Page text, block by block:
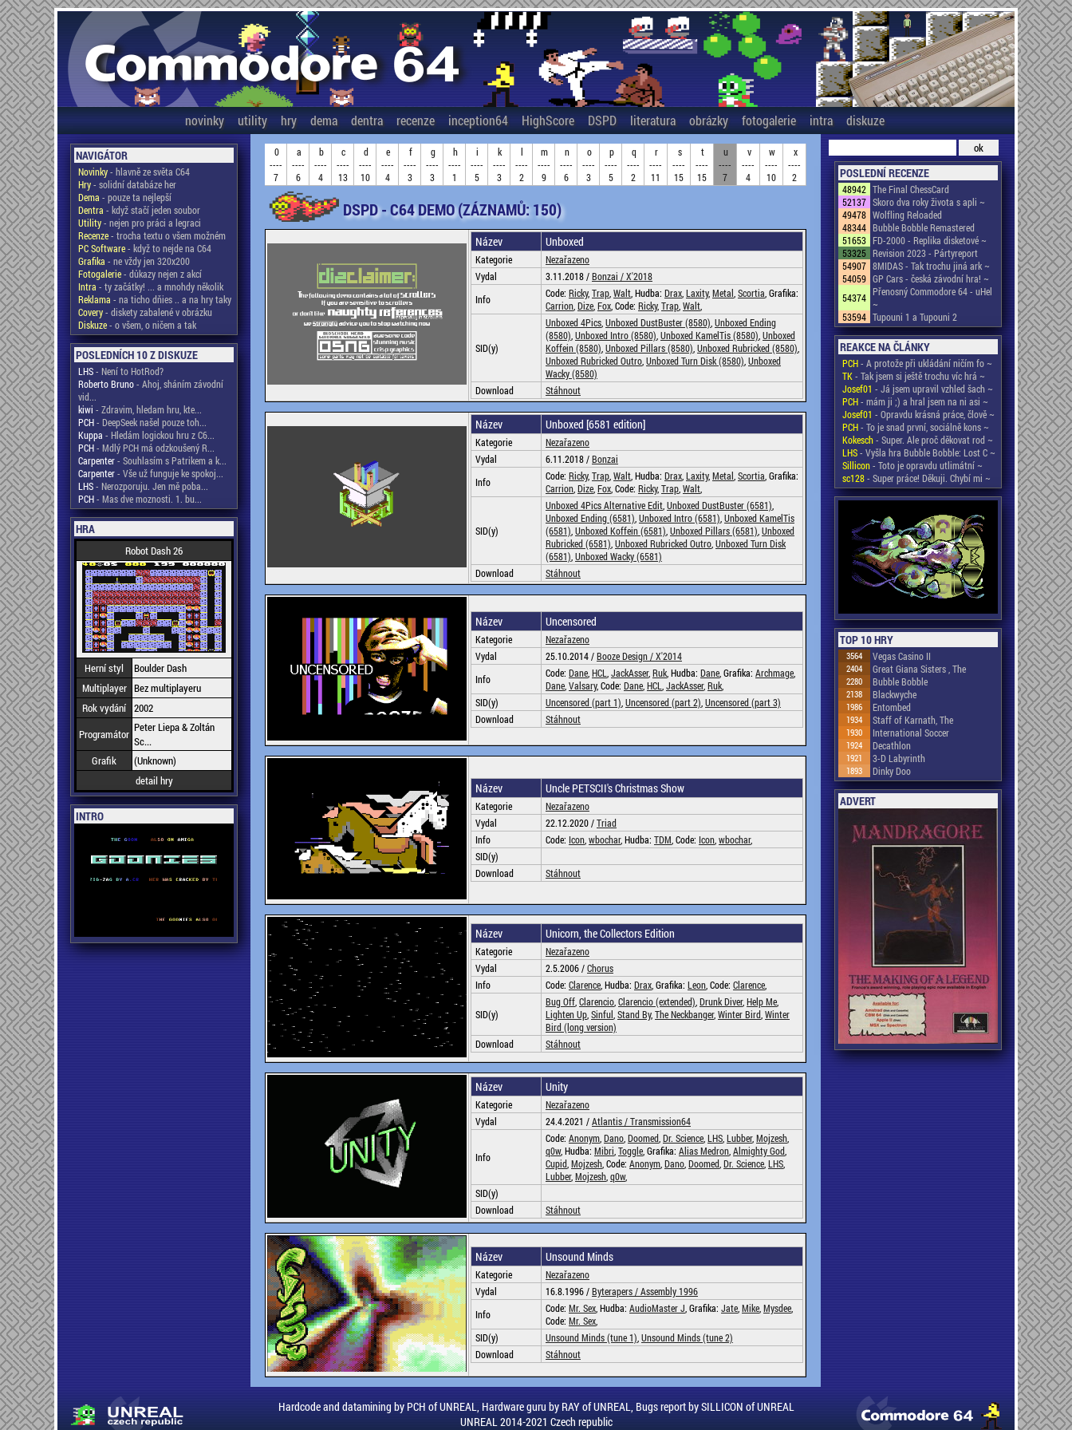
novinky utility hry dema dentra recenze inception64 HighScore DSPD literatura obrázky fotogalerie intra diskuze
NAVIGÁTOR
Novinky- hlavně ze světa C64
Hry- solidní databáze her
Dema - pouze ta nejlepší
Dentra - když stačí jeden soubor
Utility- nejen pro práci a legraci
Recenze- trocha textu o všem možném
PC Software- když to nejde na C64
Grafika - ne vždy jen 320x200
Fotogalerie- důkazy nejen z akcí
Intra - ty začátky! ... a mnohdy několik
Reklama - na ticho dňies .. a na hry taky
Covery- diskety zabalené v obrázku
Diskuze- o všem, o ničem a tak
POSLEDNÍCH 10 Z DISKUZE
LHS- Není to HotRod?
Roberto Bruno- Ahoj, sháním závodní
vid...
kiwi - Zdravim, hledam hru, kte...
PCH- DeepSeek našel pouze toh...
Kuppa - Hledám logickou hru z C6...
PCH- Mdlý PCH má odzkoušený R...
Carpenter- Souhlasím s Patrikem a k...
Carpenter- Vše už funguje ke spokoj...
LHS- Nerozporuju. Jen mě poba...
PCH- Mas dve moznosti. 1. bu...
HRA
Robot Dash 26
Herní styl
Boulder Dash
Multiplayer Bez multiplayeru
Rok vydání 2002
Programátor Peter Liepa & Zoltán
Sc...
Grafik
(Unknown)
detail hry
INTRO
0
----
7
a
----
6
b
----
4
c
----
13
d
----
10
e
----
4
f
----
3
g
----
3
h
----
1
i
----
5
k
----
3
l
----
2
m
----
9
n
----
6
o
----
3
p
----
5
q
----
2
r
----
11
s
----
15
t
----
15
u
----
7
v
----
4
w
----
10
x
----
2
DSPD - C64 DEMO (ZÁZNAMŮ: 150)
Název Unboxed
Kategorie
Nezařazeno
Vydal
3.11.2018 /Bonzai /X'2018
Info
Code: Ricky, Trap Walt , Hudba: Drax Laxity, Metal Scortia , Grafika:
Carrion Dize Fox , Code: Ricky, Trap Walt
SID(y)
Unboxed 4Pics Unboxed DustBuster (8580) Unboxed Ending
(8580) Unboxed Intro (8580) Unboxed KamelTis (8580) Unboxed
Koffein (8580) Unboxed Pillars (8580) Unboxed Rubricked (8580)
Unboxed Rubricked Outro Unboxed Turn Disk (8580) Unboxed
Wacky (8580)
Download
Stáhnout
Název Unboxed [6581 edition]
Kategorie
Nezařazeno
Vydal
6.11.2018 /Bonzai
Info
Code: Ricky, Trap Walt , Hudba: Drax Laxity, Metal Scortia , Grafika:
Carrion Dize Fox , Code: Ricky, Trap Walt
SID(y)
Unboxed 4Pics Alternative Edit Unboxed DustBuster (6581)
Unboxed Ending (6581) Unboxed Intro (6581) Unboxed KamelTis
(6581) Unboxed Koffein (6581) Unboxed Pillars (6581) Unboxed
Rubricked (6581) Unboxed Rubricked Outro Unboxed Turn Disk
(6581) Unboxed Wacky (6581)
Download
Stáhnout
Název Uncensored
Kategorie
Nezařazeno
Vydal
25.10.2014 /Booze Design /X'2014
Info
Code: Dane HCL JackAsser, Ruk , Hudba: Dane , Grafika: Archmage
Dane Valsary, Code: Dane HCL JackAsser, Ruk
SID(y)
Uncensored (part 1) Uncensored (part 2) Uncensored (part 3)
Download
Stáhnout
Název Uncle PETSCII's Christmas Show
Kategorie
Nezařazeno
Vydal
22.12.2020 /Triad
Info
Code: Icon wbochar, Hudba: TDM , Code: Icon wbochar,
SID(y)
Download
Stáhnout
Název Unicorn, the Collectors Edition
Kategorie
Nezařazeno
Vydal
2.5.2006 /Chorus
Info
Code: Clarence , Hudba: Drax , Grafika: Leon , Code: Clarence
SID(y)
Bug Off Clarencio Clarencio (extended) Drunk Diver, Help Me
Lighten Up Sinful Stand By, The Neckbanger, Winter Bird Winter
Bird (long version)
Download
Stáhnout
Název Unity
Kategorie
Nezařazeno
Vydal
24.4.2021 /Atlantis /Transmission64
Info
Code: Anonym Dano Doomed Dr. Science LHS Lubber, Mojzesh
q0w, Hudba: Mibri Toggle , Grafika: Alias Medron Almighty God
Cupid Mojzesh , Code: Anonym Dano Doomed Dr. Science LHS
Lubber, Mojzesh q0w,
SID(y)
Download
Stáhnout
Název Unsound Minds
Kategorie
Nezařazeno
Vydal
16.8.1996 /Byterapers /Assembly 1996
Info
Code: Mr. Sex , Hudba: AudioMaster J , Grafika: Jate Mike Mysdee
Code: Mr. Sex
SID(y)
Unsound Minds (tune 1) Unsound Minds (tune 2)
Download
Stáhnout
POSLEDNÍ RECENZE
48942 The Final ChessCard
52137 Skoro dva roky života s apli ~
49478 Wolfling Reloaded
48344 Bubble Bobble Remastered
51653 FD-2000 - Replika disketové ~
53325 Revision 2023 - Pártyreport
54907 8MIDAS - Tak trochu jiná ark ~
54059 GP Cars - česká závodní hra! ~
54374 Přenosný Commodore 64 - uHel
~
53594 Tupouni 1 a Tupouni 2
REAKCE NA ČLÁNKY
PCH- A protože při ukládání ničím fo ~
TK- Tak jsem si ještě trochu víc hrá ~
Josef01 - Já jsem upravil vzhled šach ~
PCH- mám ji ;) a hral jsem na ni asi ~
Josef01 - Opravdu krásná práce, člově ~
PCH- To je snad první, sociálně kons ~
Kokesch- Super. Ale proč děkovat rod ~
LHS- Vyšla hra Bubble Bobble: Lost C ~
Sillicon- Toto je opravdu utlimátní ~
sc128- Super práce! Děkuji. Chybí mi ~
TOP 10 HRY
3564 Vegas Casino II
2404 Great Giana Sisters , The
2280 Bubble Bobble
2138 Blackwyche
1986 Entombed
1934 Staff of Karnath, The
1930 International Soccer
1924 Decathlon
1921 3-D Labyrinth
1893 Dinky Doo
ADVERT
Hardcode and datamining by PCH of UNREAL, Hardware guru by RAY of UNREAL, Bugs report by SILLICON of UNREAL
UNREAL 2014-2021 Czech republic